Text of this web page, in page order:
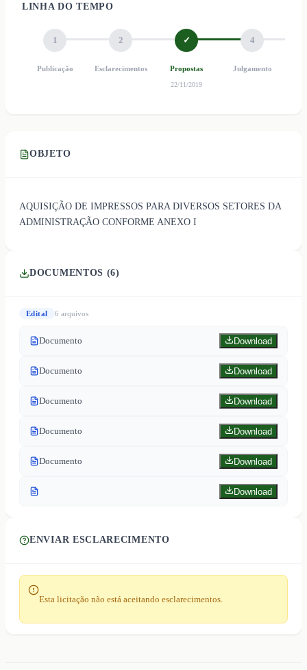
LINHA DO TEMPO
1
Publicação
2
Esclarecimentos
✓
Propostas
22/11/2019
4
Julgamento
OBJETO
AQUISIÇÃO DE IMPRESSOS PARA DIVERSOS SETORES DA
ADMINISTRAÇÃO CONFORME ANEXO I
DOCUMENTOS (6)
Edital 6 arquivos
Documento Download
Documento Download
Documento Download
Documento Download
Documento Download
Download
ENVIAR ESCLARECIMENTO
Esta licitação não está aceitando esclarecimentos.